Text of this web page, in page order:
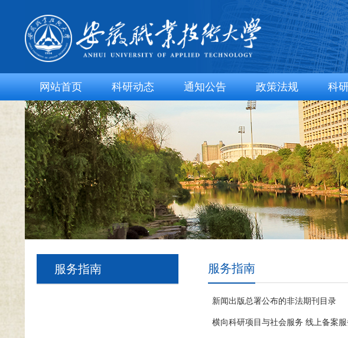
网站首页 科研动态 通知公告 政策法规 科
服务指南 服务指南
新闻出版总署公布的非法期刊目录
横向科研项目与社会服务 线上备案